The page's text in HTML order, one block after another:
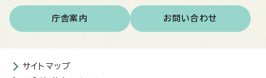
庁舎案内 お問い合わせ
サイトマップ